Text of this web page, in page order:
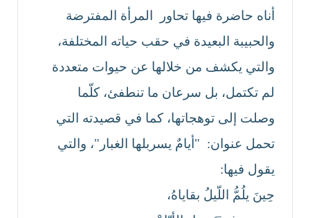
أناه حاضرة فيها تحاور المرأة المفترضة
والحبيبة البعيدة في حقب حياته المختلفة،
والتي يكشف من خلالها عن حيوات متعددة
لم تكتمل، بل سرعان ما تنطفئ، كلّما
وصلت إلى توهجاتها، كما في قصيدته التي
تحمل عنوان: "أيامٌ يسربلها الغبار"، والتي
يقول فيها:
حِينَ يلُمُّ اللّيلُ بقاياهُ،